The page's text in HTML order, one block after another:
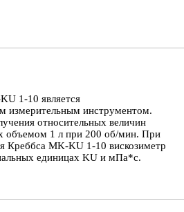
1-10 является
измерительным инструментом.
относительных величин
объемом 1 л при 200 об/мин. При
Креббса MK-KU 1-10 вискозиметр
единицах KU и мПа*с.